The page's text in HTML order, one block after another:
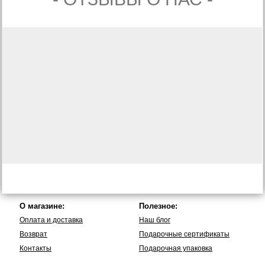
О магазине:
Оплата и доставка
Возврат
Контакты
Полезное:
Наш блог
Подарочные сертификаты
Подарочная упаковка